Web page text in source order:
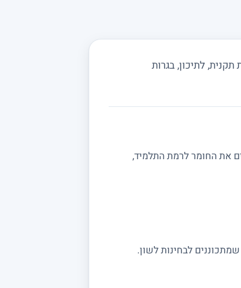
לתיכון, בגרות
את החומר לרמת התלמיד,
לבחינות לשון.